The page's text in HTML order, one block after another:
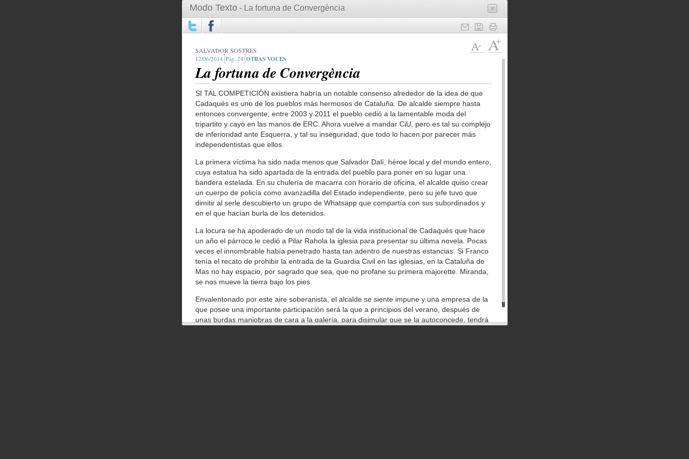
Modo Texto- La fortuna de Convergència
SALVADOR SOSTRES
12/06/2014 24 OTRAS VOCES
La fortuna de Convergència
SI TAL COMPETICIÓN existiera habría un notable consenso alrededor de la idea de que
Cadaqués es uno de los pueblos más hermosos de Cataluña. De alcalde siempre hasta
entonces convergente, entre 2003 y 2011 el pueblo cedió a la lamentable moda del
tripartito y cayó en las manos de ERC. Ahora vuelve a mandar CiU, pero es tal su complejo
de inferioridad ante Esquerra, y tal su inseguridad, que todo lo hacen por parecer más
independentistas que ellos.
La primera víctima ha sido nada menos que Salvador Dalí, héroe local y del mundo entero,
cuya estatua ha sido apartada de la entrada del pueblo para poner en su lugar una
bandera estelada. En su chulería de macarra con horario de oficina, el alcalde quiso crear
un cuerpo de policía como avanzadilla del Estado independiente, pero su jefe tuvo que
dimitir al serle descubierto un grupo de Whatsapp que compartía con sus subordinados y
en el que hacían burla de los detenidos.
La locura se ha apoderado de un modo tal de la vida institucional de Cadaqués que hace
un año el párroco le cedió a Pilar Rahola la iglesia para presentar su última novela. Pocas
veces el innombrable había penetrado hasta tan adentro de nuestras estancias. Si Franco
tenía el recato de prohibir la entrada de la Guardia Civil en las iglesias, en la Cataluña de
Mas no hay espacio, por sagrado que sea, que no profane su primera majorette. Miranda,
se nos mueve la tierra bajo los pies.
Envalentonado por este aire soberanista, el alcalde se siente impune y una empresa de la
que posee una importante participación será la que a principios del verano, después de
unas burdas maniobras de cara a la galería, para disimular que se la autoconcede, tendrá